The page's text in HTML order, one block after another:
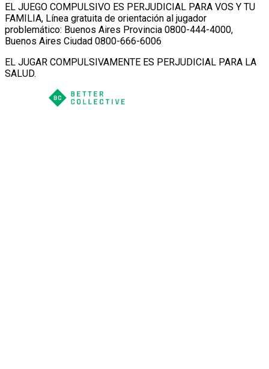
EL JUEGO COMPULSIVO ES PERJUDICIAL PARA VOS Y TU
FAMILIA, Línea gratuita de orientación al jugador
problemático: Buenos Aires Provincia 0800-444-4000,
Buenos Aires Ciudad 0800-666-6006
EL JUGAR COMPULSIVAMENTE ES PERJUDICIAL PARA LA
SALUD.